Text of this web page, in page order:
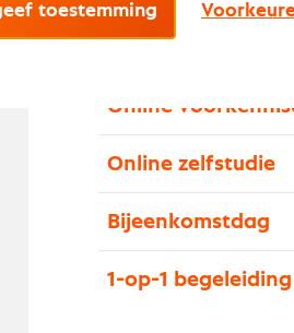
Online
Online zelfstudie
Bijeenkomstdag
1-op-1 begeleiding
toestemming